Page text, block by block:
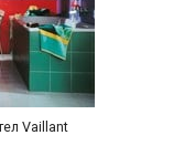
Vaillant